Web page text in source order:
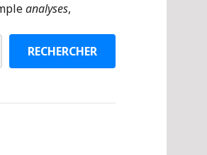
analyses,
RECHERCHER